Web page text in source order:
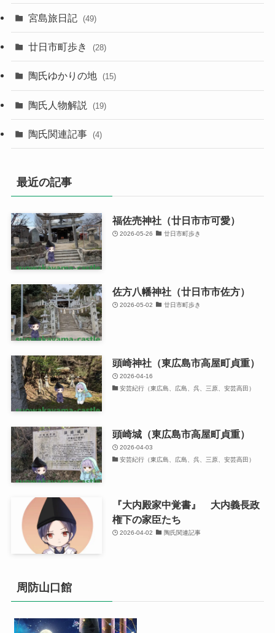
宮島旅日記 (49)
廿日市町歩き (28)
陶氏ゆかりの地 (15)
陶氏人物解説 (19)
陶氏関連記事 (4)
最近の記事
福佐売神社（廿日市市可愛）
2026-05-26 廿日市町歩き
佐方八幡神社（廿日市市佐方）
2026-05-02 廿日市町歩き
頭崎神社（東広島市高屋町貞重）
2026-04-16
安芸紀行（東広島、広島、呉、三原、安芸高田）
頭崎城（東広島市高屋町貞重）
2026-04-03
安芸紀行（東広島、広島、呉、三原、安芸高田）
『大内殿家中覚書』 大内義長政
権下の家臣たち
2026-04-02 陶氏関連記事
周防山口館